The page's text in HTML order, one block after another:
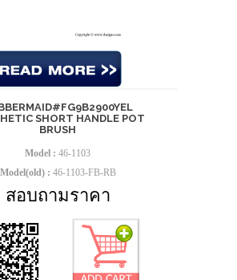
SHORT HANDLE POT
BRUSH
Model : 46-1103
Model(old) : 46-1103-FB-RB
สอบถามราคา